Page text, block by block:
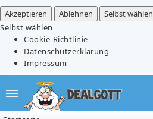
Akzeptieren
Ablehnen Selbst wählen
Selbst wählen
Cookie-Richtlinie
Datenschutzerklärung
Impressum